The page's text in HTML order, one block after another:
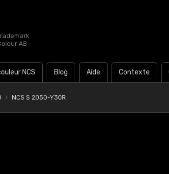
AB
NCS Blog Aide Contexte
NCS S 2050-Y30R